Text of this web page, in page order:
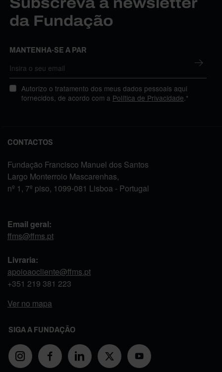
da Fundação
MANTENHA-SE A PAR
Autorizo o tratamento dos meus dados pessoais aqui
fornecidos, de acordo com a Política de Privacidade .*
CONTACTOS
Fundação Francisco Manuel dos Santos
Largo Monterroio Mascarenhas,
nº 1, 7º piso, 1099-081 Lisboa - Portugal
Email geral:
ffms@ffms.pt
Livraria:
apoioaocliente@ffms.pt
+351 219 381 223
Ver no mapa
SIGA A FUNDAÇÃO